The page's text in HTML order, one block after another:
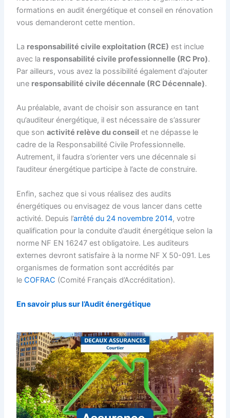
formations en audit énergétique et conseil en rénovation
vous demanderont cette mention.
La responsabilité civile exploitation (RCE) est inclue
avec la responsabilité civile professionnelle (RC Pro).
Par ailleurs, vous avez la possibilité également d’ajouter
une responsabilité civile décennale (RC Décennale).
Au préalable, avant de choisir son assurance en tant
qu’auditeur énergétique, il est nécessaire de s’assurer
que sonactivité relève du conseil et ne dépasse le
cadre de la Responsabilité Civile Professionnelle.
Autrement, il faudra s’orienter vers une décennale si
l’auditeur énergétique participe à l’acte de construire.
Enfin, sachez que si vous réalisez des audits
énergétiques ou envisagez de vous lancer dans cette
activité. Depuis l’arrêté du 24 novembre 2014, votre
qualification pour la conduite d’audit énergétique selon la
norme NF EN 16247 est obligatoire. Les auditeurs
externes devront satisfaire à la norme NF X 50-091. Les
organismes de formation sont accrédités par
leCOFRAC (Comité Français d’Accréditation).
En savoir plus sur l’Audit énergétique